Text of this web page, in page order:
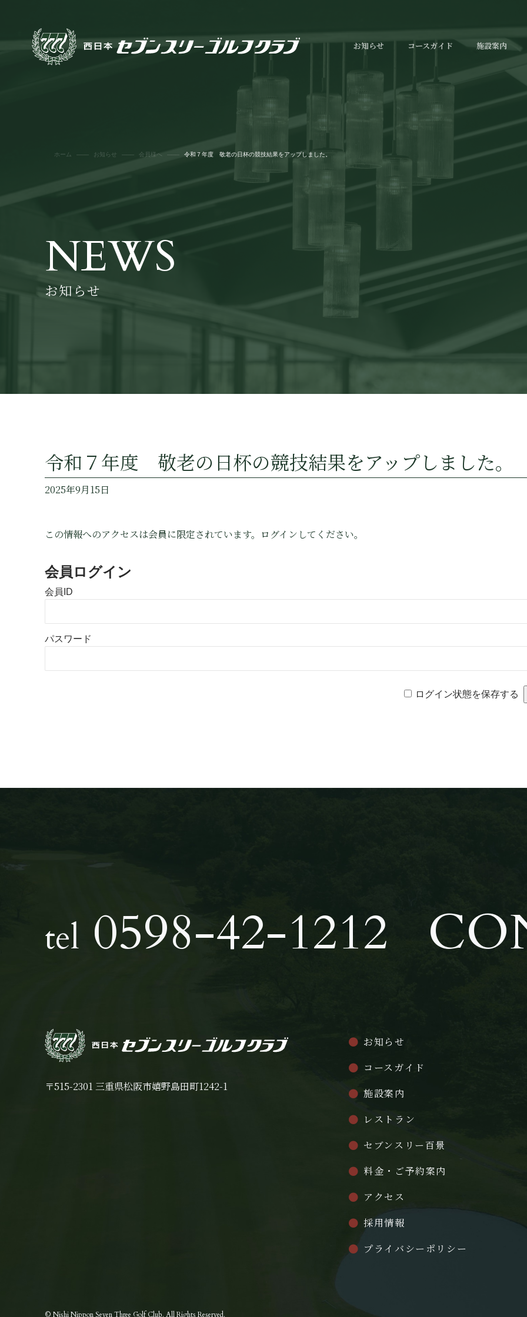
お知らせ コースガイド 施設案内
NEWS
お知らせ
ホーム お知らせ 会員様へ 令和７年度 敬老の日杯の競技結果をアップしました。
令和７年度 敬老の日杯の競技結果をアップしました。
2025年9月15日
この情報へのアクセスは会員に限定されています。ログインしてください。
会員ログイン
会員ID
パスワード
ログイン状態を保存する
tel 0598-42-1212
〒515-2301 三重県松阪市嬉野島田町1242-1
お知らせ
コースガイド
施設案内
レストラン
セブンスリー百景
料金・ご予約案内
アクセス
採用情報
プライバシーポリシー
© Nishi Nippon Seven Three Golf Club. All Rights Reserved.